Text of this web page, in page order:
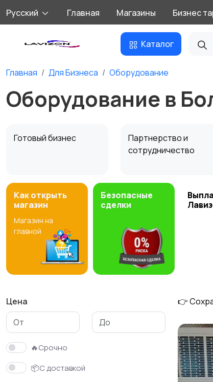
Русский Главная Магазины Бизнес
Каталог
Главная Для Бизнеса Оборудование
Оборудование в
Готовый бизнес
Партнерство и
сотрудничество
Как открыть
магазин
Магазин на
главной
Безопасные
сделки
Цена
🔥Срочно
📦С доставкой
👉